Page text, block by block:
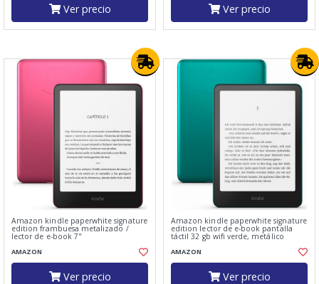
Ver precio Ver precio
Amazon kindle paperwhite signature
edition frambuesa metalizado /
lector de e-book 7"
AMAZON
Ver precio
Amazon kindle paperwhite signature
edition lector de e-book pantalla
táctil 32 gb wifi verde, metálico
AMAZON
Ver precio